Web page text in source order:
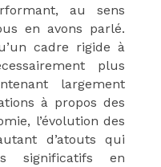
au sens
en avons parlé.
cadre rigide à
plus
largement
à propos des
l’évolution des
d’atouts qui
significatifs en